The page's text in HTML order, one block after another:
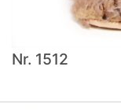
Nr. 1512